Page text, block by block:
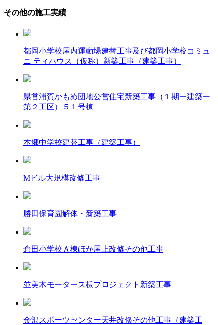
その他の施工実績
都岡小学校屋内運動場建替工事及び都岡小学校コミュ
ニ ティハウス（仮称）新築工事（建築工事）
県営浦賀かもめ団地公営住宅新築工事（１期ー建築ー
第２工区）５１号棟
本郷中学校建替工事（建築工事）
Mビル大規模改修工事
勝田保育園解体・新築工事
倉田小学校Ａ棟ほか屋上改修その他工事
並美木モータース様プロジェクト新築工事
金沢スポーツセンター天井改修その他工事（建築工